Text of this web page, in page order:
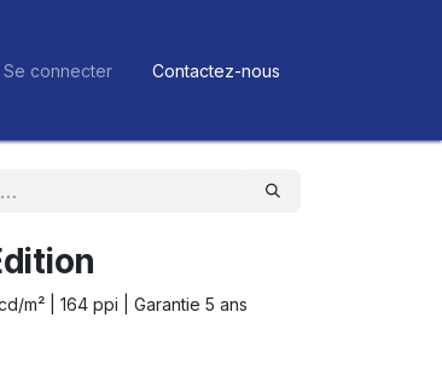
Se connecter Contactez-nous
m² | 164 ppi | Garantie 5 ans